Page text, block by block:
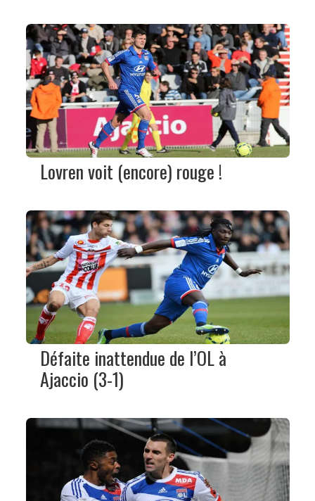
Lovren voit (encore) rouge !
Défaite inattendue de l’OL à
Ajaccio (3-1)